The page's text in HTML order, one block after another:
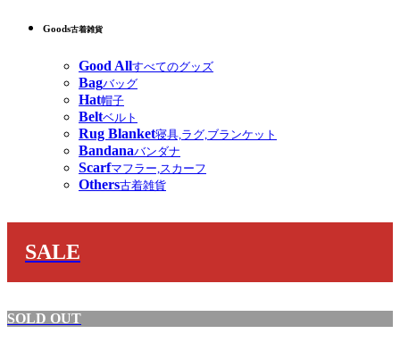
Goods古着雑貨
Good Allすべてのグッズ
Bagバッグ
Hat帽子
Beltベルト
Rug Blanket寝具,ラグ,ブランケット
Bandanaバンダナ
Scarfマフラー,スカーフ
Others古着雑貨
SALE
SOLD OUT